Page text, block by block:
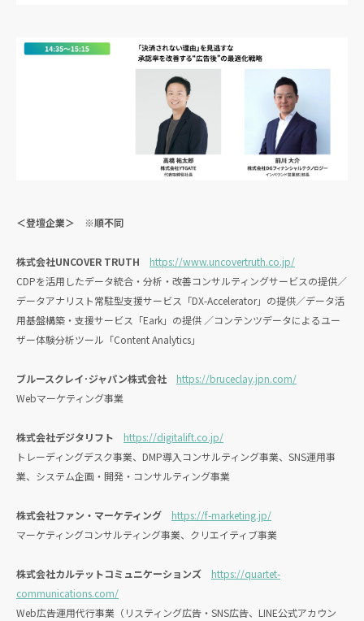
＜登壇企業＞ ※順不同
株式会社UNCOVER TRUTH
https://www.uncovertruth.co.jp/
CDPを活用したデータ統合・分析・改善コンサルティングサービスの提供／
データアナリスト常駐型支援サービス「DX-Accelerator」の提供／データ活
用基盤構築・支援サービス「Eark」の提供 ／コンテンツデータによるユー
ザー体験分析ツール「Content Analytics」
ブルースクレイ･ジャパン株式会社
https://bruceclay.jpn.com/
Webマーケティング事業
株式会社デジタリフト
https://digitalift.co.jp/
トレーディングデスク事業、DMP導入コンサルティング事業、SNS運用事
業、システム企画・開発・コンサルティング事業
株式会社ファン・マーケティング
https://f-marketing.jp/
マーケティングコンサルティング事業、クリエイティブ事業
株式会社カルテットコミュニケーションズ
https://quartet-
communications.com/
Web広告運用代行事業（リスティング広告・SNS広告、LINE公式アカウン